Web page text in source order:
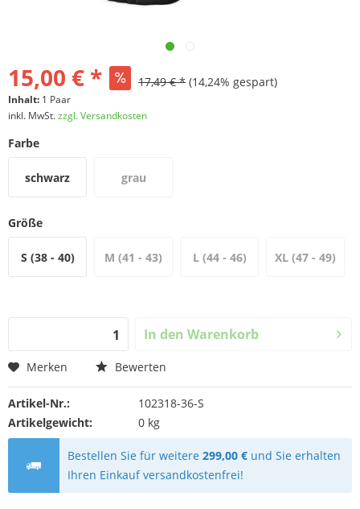
15,00 € * 17,49 € * (14,24% gespart)
Inhalt: 1 Paar
inkl. MwSt.zzgl. Versandkosten
Farbe
schwarz grau
Größe
S (38 - 40) M (41 - 43) L (44 - 46) XL (47 - 49)
In den Warenkorb
Merken Bewerten
Artikel-Nr.:
102318-36-S
Artikelgewicht:
0 kg
Bestellen Sie für weitere299,00 € und Sie erhalten
Ihren Einkauf versandkostenfrei!